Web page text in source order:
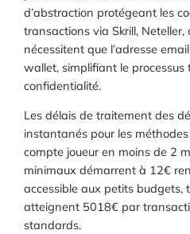
d’abstraction protégeant les
transactions via Skrill, Neteller,
nécessitent que l’adresse
wallet, simplifiant le
confidentialité.
Les délais de traitement des
instantanés pour les
compte joueur en moins de 2
minimaux démarrent à 12€
accessible aux petits budgets,
atteignent 5018€ par
standards.